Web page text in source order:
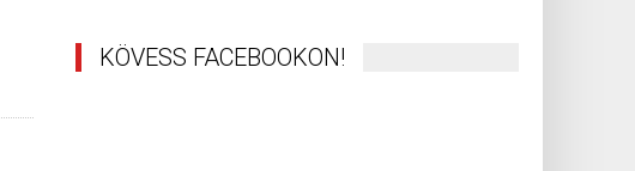
KÖVESS FACEBOOKON!